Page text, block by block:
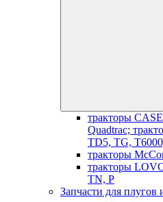
тракторы
Quadtrac;
TD5, TG,
тракторы
тракторы
TN, P
Запчасти для плугов